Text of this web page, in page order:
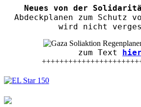
Neues von der
Abdeckplanen zum Schutz
wird nicht
zum Text hier